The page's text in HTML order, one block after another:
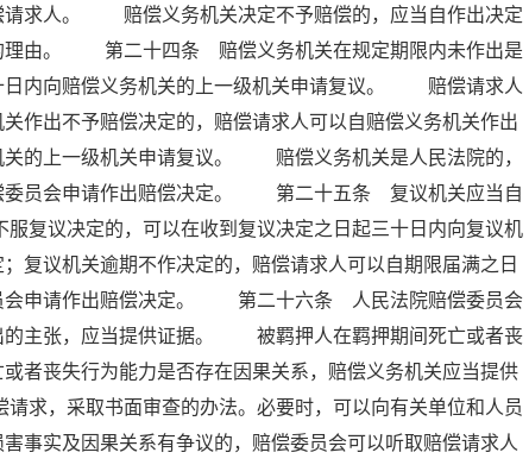
请求人。 赔偿义务机关决定不予赔偿的，应当自作出决定
理由。 第二十四条 赔偿义务机关在规定期限内未作出是
日内向赔偿义务机关的上一级机关申请复议。 赔偿请求人
作出不予赔偿决定的，赔偿请求人可以自赔偿义务机关作出
关的上一级机关申请复议。 赔偿义务机关是人民法院的，
委员会申请作出赔偿决定。 第二十五条 复议机关应当自
议决定的，可以在收到复议决定之日起三十日内向复议机
复议机关逾期不作决定的，赔偿请求人可以自期限届满之日
会申请作出赔偿决定。 第二十六条 人民法院赔偿委员会
的主张，应当提供证据。 被羁押人在羁押期间死亡或者丧
者丧失行为能力是否存在因果关系，赔偿义务机关应当提供
，采取书面审查的办法。必要时，可以向有关单位和人员
事实及因果关系有争议的，赔偿委员会可以听取赔偿请求人